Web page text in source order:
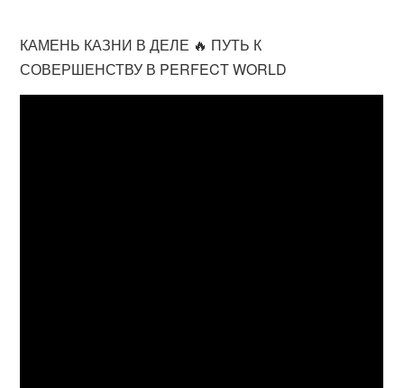
КАМЕНЬ КАЗНИ В ДЕЛЕ 🔥 ПУТЬ К
СОВЕРШЕНСТВУ В PERFECT WORLD